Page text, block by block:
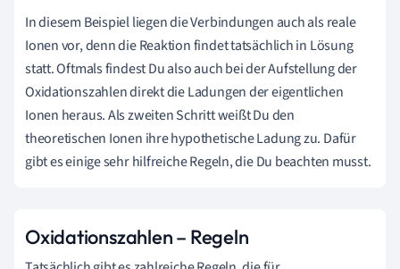
In diesem Beispiel liegen die Verbindungen auch als reale
Ionen vor, denn die Reaktion findet tatsächlich in Lösung
statt. Oftmals findest Du also auch bei der Aufstellung der
Oxidationszahlen direkt die Ladungen der eigentlichen
Ionen heraus. Als zweiten Schritt weißt Du den
theoretischen Ionen ihre hypothetische Ladung zu. Dafür
gibt es einige sehr hilfreiche Regeln, die Du beachten musst.
Oxidationszahlen – Regeln